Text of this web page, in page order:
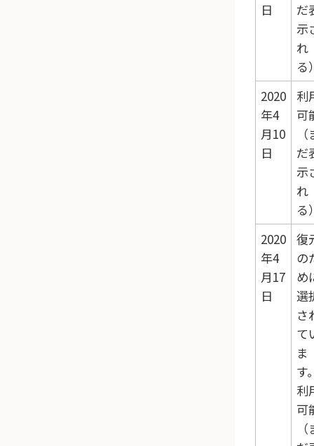
日
だ
示
れ
る
2020
年4
月10
日
利
可
だ
示
れ
る
2020
年4
月17
日
復
の
め
選
さ
て
ま
す
利
可